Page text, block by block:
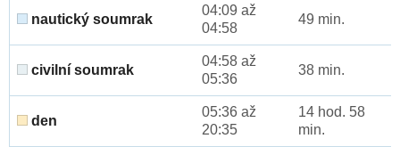
nautický soumrak
04:09 až
04:58
49 min.
civilní soumrak
04:58 až
05:36
38 min.
den
05:36 až
20:35
14 hod. 58
min.